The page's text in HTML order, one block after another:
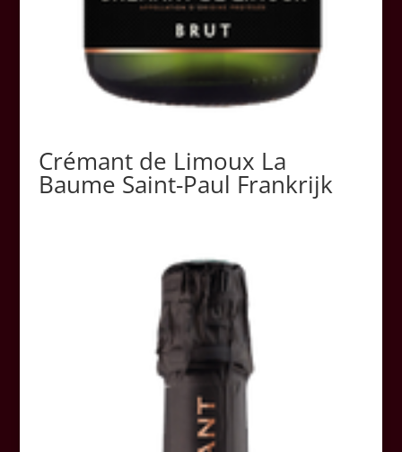
Crémant de Limoux La
Baume Saint-Paul Frankrijk